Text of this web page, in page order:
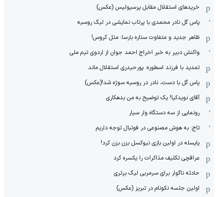
خریدهای استقلال مقابل پرسپولیس (عکس)
پاس گل نادر محمدی با پرتاب نمایشی در لیگ روسیه
ظاهر جدید و متفاوت ستاره بارسا: مثل کروس!
واکنش دبیر به خبر اخراج احمد جوان از اردوی تیم ملی
تمدید با فرزند اسطوره: پورحیدری استقلال ماند
پاس گل با دست، نادر در روسیه سوژه شد!(عکس)
آقای نویدکیا! یک توضیح به من بدهکاری
رونمایی از سه دستگاه وار سیار
تاج: به هوش مصنوعی در فوتبال توجه داریم
یایسله در اولین بازی نیوکسل بزن بزن کرد!
عراقچی تکلیف مذاکرات را یکسره کرد
حادثه ناگوار برای سرمربی لیگ برتری
اولین جلسه نکونام در تبریز (عکس)